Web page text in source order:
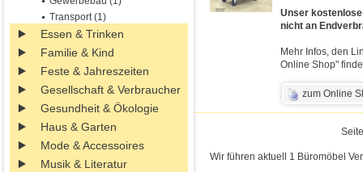
Transport (1)
Essen & Trinken
Familie & Kind
Feste & Jahreszeiten
Gesellschaft & Verbraucher
Gesundheit & Ökologie
Haus & Garten
Mode & Accessoires
Musik & Literatur
Unser
nicht an
Mehr Infos, den
Online Shop"
zum Online
Wir führen aktuell 1 Büromöbel